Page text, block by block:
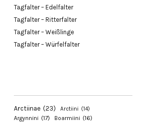
Tagfalter – Edelfalter
Tagfalter – Ritterfalter
Tagfalter – Weißlinge
Tagfalter – Würfelfalter
Arctiinae (23) Arctiini (14)
Argynnini (17) Boarmiini (16)